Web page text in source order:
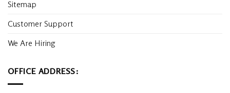
Sitemap
Customer Support
We Are Hiring
OFFICE ADDRESS: